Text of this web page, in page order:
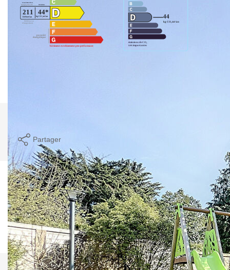
Partager
Ce bien est soumis à un diagnostic ERP (État
des Risques et Pollutions). Pour en savoir plus,
rendez-vous surhttps://www.georisques.gouv.fr/